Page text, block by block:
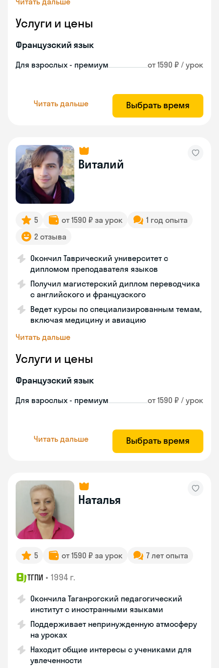
Услуги и цены
Французский язык
Для взрослых - премиум от 1590 ₽ / урок
Читать дальше Выбрать время
Виталий
5 от 1590 ₽ за урок
1 год опыта
2 отзыва
Окончил Таврический университет с
дипломом преподавателя языков
Получил магистерский диплом переводчика
с английского и французского
Ведет курсы по специализированным темам,
включая медицину и авиацию
Читать дальше
Услуги и цены
Французский язык
Для взрослых - премиум от 1590 ₽ / урок
Читать дальше Выбрать время
Наталья
5 от 1590 ₽ за урок 7 лет опыта
ТГПИ • 1994 г.
Окончила Таганрогский педагогический
институт с иностранными языками
Поддерживает непринужденную атмосферу
на уроках
Находит общие интересы с учениками для
увлеченности